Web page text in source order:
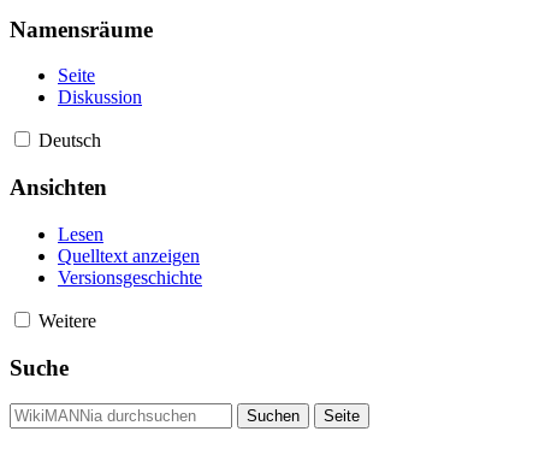
Namensräume
Seite
Diskussion
Deutsch
Ansichten
Lesen
Quelltext anzeigen
Versionsgeschichte
Weitere
Suche